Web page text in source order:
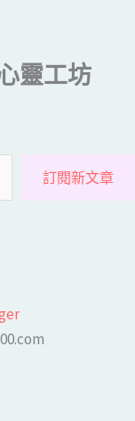
靈工坊
訂閱新文章